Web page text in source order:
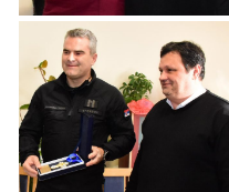
Simbolično Održano
Bogojavljensko
Plivanje u Zemunu